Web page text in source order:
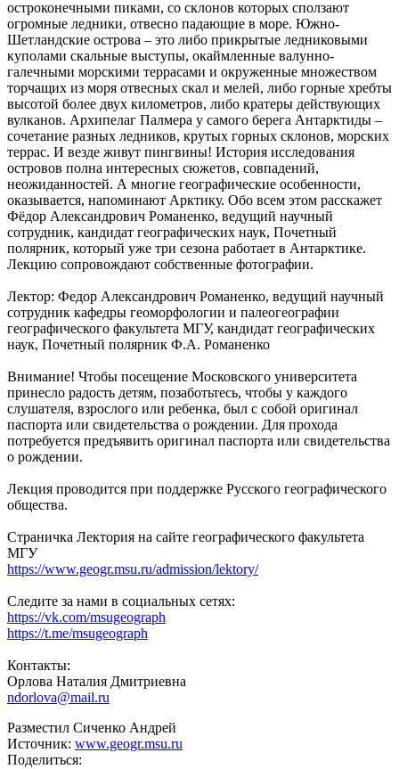
остроконечными пиками, со склонов которых сползают
огромные ледники, отвесно падающие в море. Южно-
Шетландские острова – это либо прикрытые ледниковыми
куполами скальные выступы, окаймленные валунно-
галечными морскими террасами и окруженные множеством
торчащих из моря отвесных скал и мелей, либо горные хребты
высотой более двух километров, либо кратеры действующих
вулканов. Архипелаг Палмера у самого берега Антарктиды –
сочетание разных ледников, крутых горных склонов, морских
террас. И везде живут пингвины! История исследования
островов полна интересных сюжетов, совпадений,
неожиданностей. А многие географические особенности,
оказывается, напоминают Арктику. Обо всем этом расскажет
Фёдор Александрович Романенко, ведущий научный
сотрудник, кандидат географических наук, Почетный
полярник, который уже три сезона работает в Антарктике.
Лекцию сопровождают собственные фотографии.
Лектор: Федор Александрович Романенко, ведущий научный
сотрудник кафедры геоморфологии и палеогеографии
географического факультета МГУ, кандидат географических
наук, Почетный полярник Ф.А. Романенко
Внимание! Чтобы посещение Московского университета
принесло радость детям, позаботьтесь, чтобы у каждого
слушателя, взрослого или ребенка, был с собой оригинал
паспорта или свидетельства о рождении. Для прохода
потребуется предъявить оригинал паспорта или свидетельства
о рождении.
Лекция проводится при поддержке Русского географического
общества.
Страничка Лектория на сайте географического факультета
МГУ
https://www.geogr.msu.ru/admission/lektory/
Следите за нами в социальных сетях:
https://vk.com/msugeograph
https://t.me/msugeograph
Контакты:
Орлова Наталия Дмитриевна
ndorlova@mail.ru
Разместил Сиченко Андрей
Источник: www.geogr.msu.ru
Поделиться: